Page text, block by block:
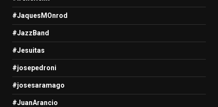
#JaquesMOnrod
#JazzBand
#Jesuitas
#josepedroni
#josesaramago
#JuanArancio